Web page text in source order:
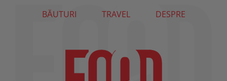
BĂUTURI
TRAVEL DESPRE